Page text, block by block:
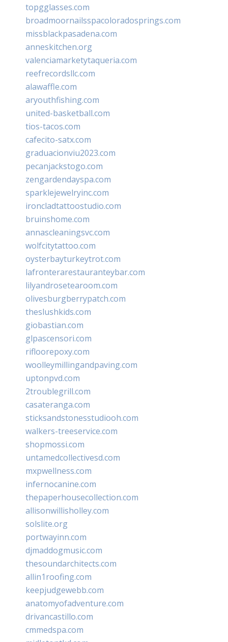
topgglasses.com
broadmoornailsspacoloradosprings.com
missblackpasadena.com
anneskitchen.org
valenciamarketytaqueria.com
reefrecordsllc.com
alawaffle.com
aryouthfishing.com
united-basketball.com
tios-tacos.com
cafecito-satx.com
graduacionviu2023.com
pecanjackstogo.com
zengardendayspa.com
sparklejewelryinc.com
ironcladtattoostudio.com
bruinshome.com
annascleaningsvc.com
wolfcitytattoo.com
oysterbayturkeytrot.com
lafronterarestauranteybar.com
lilyandrosetearoom.com
olivesburgberrypatch.com
theslushkids.com
giobastian.com
glpascensori.com
rifloorepoxy.com
woolleymillingandpaving.com
uptonpvd.com
2troublegrill.com
casateranga.com
sticksandstonesstudiooh.com
walkers-treeservice.com
shopmossi.com
untamedcollectivesd.com
mxpwellness.com
infernocanine.com
thepaperhousecollection.com
allisonwillisholley.com
solslite.org
portwayinn.com
djmaddogmusic.com
thesoundarchitects.com
allin1roofing.com
keepjudgewebb.com
anatomyofadventure.com
drivancastillo.com
cmmedspa.com